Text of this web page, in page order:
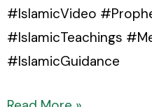
#IslamicVideo
#IslamicTeachings
#IslamicGuidance